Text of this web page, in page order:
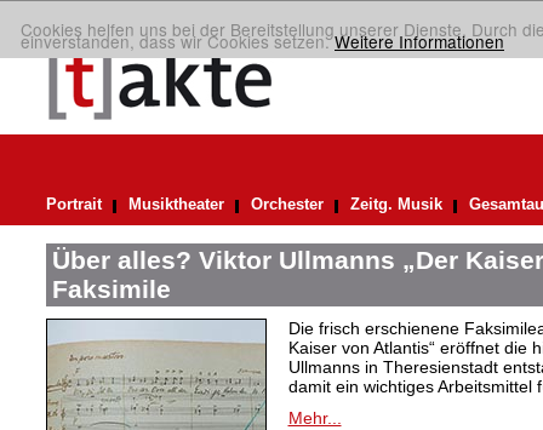
Cookies helfen uns bei der Bereitstellung unserer Dienste. Durch
einverstanden, dass wir Cookies setzen.Weitere Informationen
Portrait Musiktheater Orchester Zeitg. Musik
Über alles? Viktor Ullmanns „Der
Faksimile
Die frisch erschienene
Kaiser von Atlantis“ eröffnet die
Ullmanns in Theresienstadt
damit ein wichtiges Arbeitsmittel
Mehr...